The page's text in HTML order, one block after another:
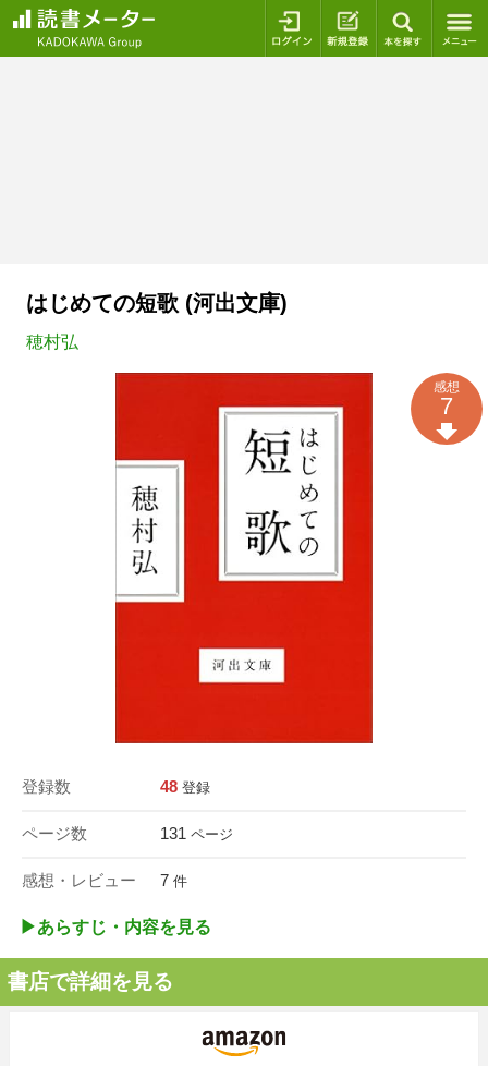
ログイン 新規登録
はじめての短歌 (河出文庫)
穂村弘
登録数 48 登録
ページ数 131 ページ
感想・レビュー 7 件
感想
7
▶︎あらすじ・内容を見る
書店で詳細を見る